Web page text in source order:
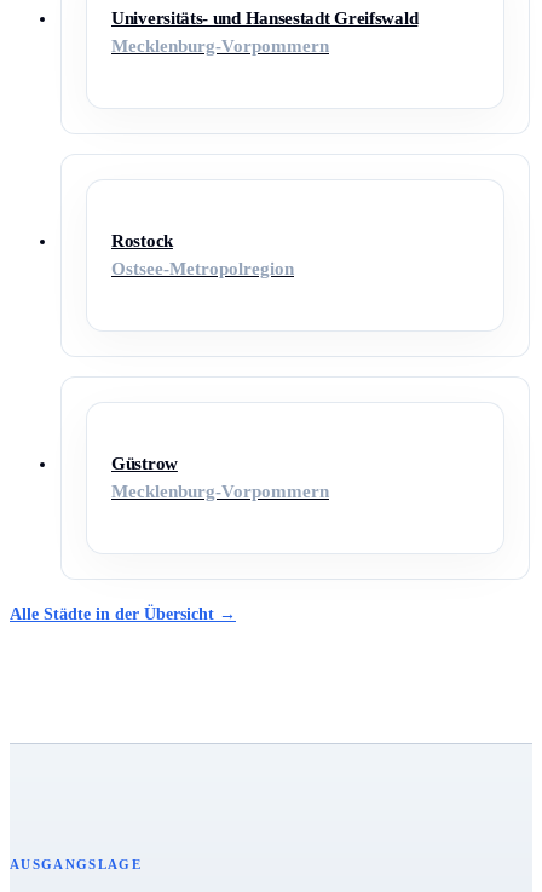
Universitäts- und Hansestadt Greifswald
Mecklenburg-Vorpommern
Rostock
Ostsee-Metropolregion
Güstrow
Mecklenburg-Vorpommern
Alle Städte in der Übersicht →
AUSGANGSLAGE